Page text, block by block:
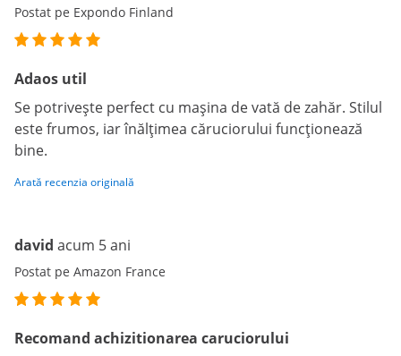
Postat pe Expondo Finland
Adaos util
Se potrivește perfect cu mașina de vată de zahăr. Stilul
este frumos, iar înălțimea căruciorului funcționează
bine.
Arată recenzia originală
david acum 5 ani
Postat pe Amazon France
Recomand achizitionarea caruciorului